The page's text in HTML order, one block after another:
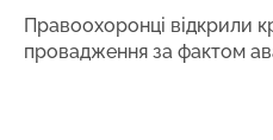
Правоохоронці відкрили
провадження за фактом